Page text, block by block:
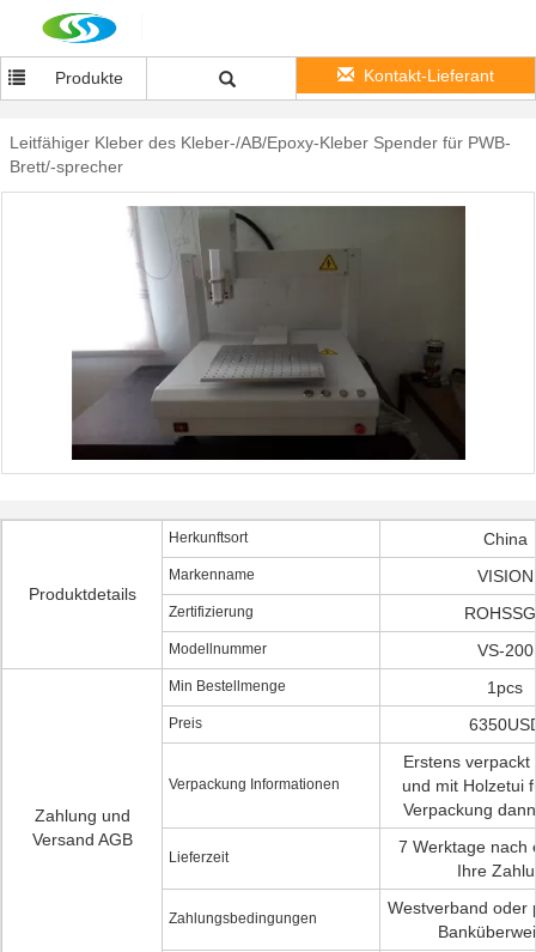
Produkte Kontakt-Lieferant
Leitfähiger Kleber des Kleber-/AB/Epoxy-Kleber Spender für PWB-
Brett/-sprecher
Produktdetails
Herkunftsort China
Markenname VISION
Zertifizierung
Modellnummer VS-200
Zahlung und
Versand AGB
Min Bestellmenge 1pcs
Preis
Verpackung Informationen
Erstens verpackt
und mit Holzetui
Verpackung
Lieferzeit
7 Werktage nach
Ihre
Zahlungsbedingungen
Westverband oder